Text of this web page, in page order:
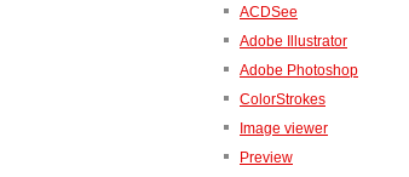
ACDSee
Adobe Illustrator
Adobe Photoshop
ColorStrokes
Image viewer
Preview